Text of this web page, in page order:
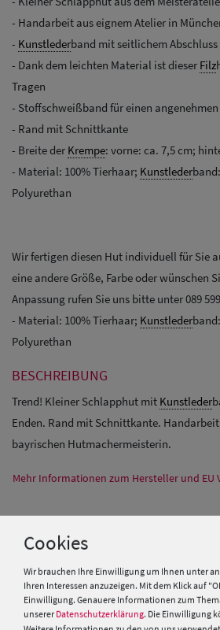
- Handarbeit aus eignem Atelier in
- Kunstlederband mit seitlichem Abschluss
- Dank dem leichten Material ist dieser Filz
Tragen
- Stoffschweißband für einen
- Rand mit Schnittkante
- Breite der Krempe: vorne: ca. 7,5 cm;
- Material: 100% Tierhaar; Kunstleder
Polyurethan
Wir fertigen diesen Hut individuell für Sie
eine andere Größe, Farbe oder wünschen
Anpassung rufen Sie uns bitte unter 089
- Material: 100% Tierhaar; Kunstleder
Polyurethan
BESCHREIBUNG
Trend! Kleiner Schlapphut mit Kunstleder
Enden. Rand mit Schnittkante.
bayrischen Hutmachermeisterin.
Mehr Informationen zum Hersteller und EU
Cookies
Wir brauchen Ihre Einwilligung um Ihnen unter
Ihren Interessen anzuzeigen. Mit dem Klick auf
Einwilligung. Genauere Informationen zum
unserer Datenschutzerklärung. Die Einwilligung